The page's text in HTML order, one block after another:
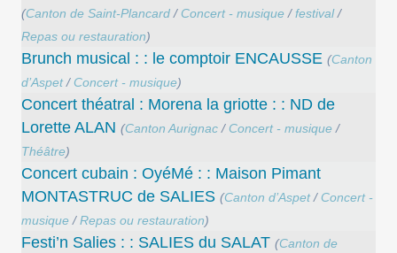
(Canton de Saint-Plancard/ Concert - musique/festival/
Repas ou restauration)
Brunch musical : : le comptoir ENCAUSSE (Canton
d’Aspet/ Concert - musique)
Concert théatral : Morena la griotte : : ND de
Lorette ALAN (Canton Aurignac/ Concert - musique/
Théâtre)
Concert cubain : OyéMé : : Maison Pimant
MONTASTRUC de SALIES (Canton d’Aspet/ Concert -
musique/Repas ou restauration)
Festi’n Salies : : SALIES du SALAT (Canton de